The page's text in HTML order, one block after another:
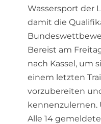
Wassersport der
damit die
Bereist am
nach Kassel, um
einem letzten
vorzubereiten
kennenzulernen.
Alle 14